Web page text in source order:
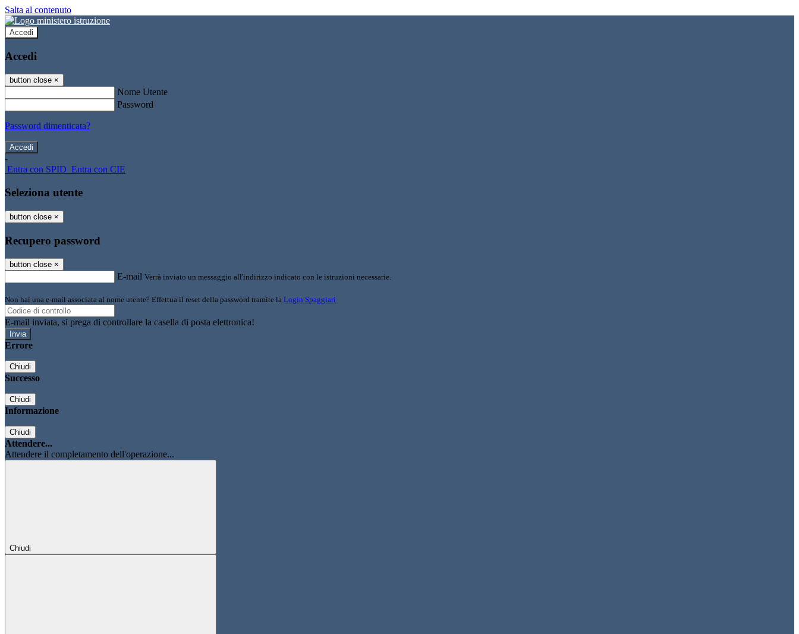
Salta al contenuto
Accedi
Accedi
button close ×
Nome Utente
Password
Password dimenticata?
-
Entra con SPID Entra con CIE
Seleziona utente
button close ×
Recupero password
button close ×
E-mail Verrà inviato un messaggio all'indirizzo indicato con le istruzioni necessarie.
Non hai una e-mail associata al nome utente? Effettua il reset della password tramite la Login Spaggiari
E-mail inviata, si prega di controllare la casella di posta elettronica!
Errore
Chiudi
Successo
Chiudi
Informazione
Chiudi
Attendere...
Attendere il completamento dell'operazione...
Chiudi